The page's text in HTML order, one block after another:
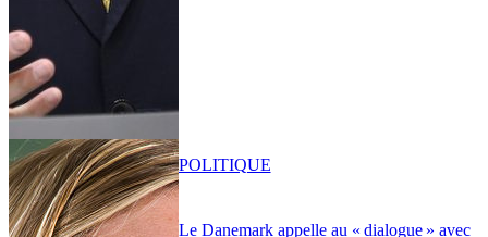
Le Danemark appelle au « dialogue » avec
POLITIQUE